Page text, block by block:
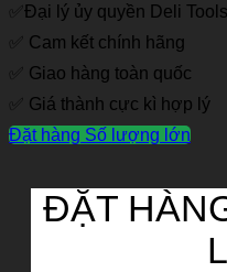
✅Đại lý ủy quyền Deli Tools
✅ Cam kết chính hãng
✅ Giao hàng toàn quốc
✅ Giá thành cực kì hợp lý
Đặt hàng Số lượng lớn
ĐẶT